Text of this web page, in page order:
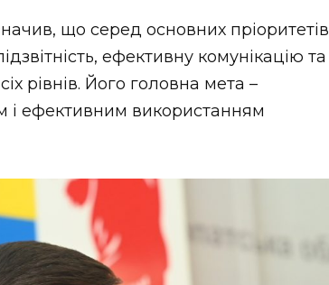
що серед основних пріоритетів
ефективну комунікацію та
рівнів. Його головна мета –
і ефективним використанням